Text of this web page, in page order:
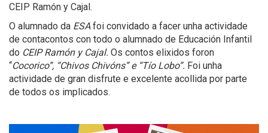
CEIP Ramón y Cajal.
O alumnado da ESAfoi convidado a facer unha actividade
de contacontos con todo o alumnado de Educación Infantil
do CEIP Ramón y Cajal. Os contos elixidos foron
“Cocorico”, “Chivos Chivóns” e “Tío Lobo”. Foi unha
actividade de gran disfrute e excelente acollida por parte
de todos os implicados.